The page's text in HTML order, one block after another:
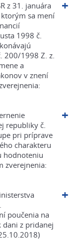
z 31. januára
sa mení
1998 č.
200/1998 Z. z.
a
v znení
republiky č.
pri príprave
charakteru
hodnoteniu
zverejnenia:
poučenia na
z pridanej